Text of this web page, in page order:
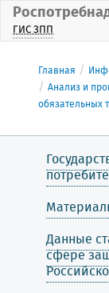
ГИС ЗПП
Главная
Анализ и
обязательных
Данные
сфере